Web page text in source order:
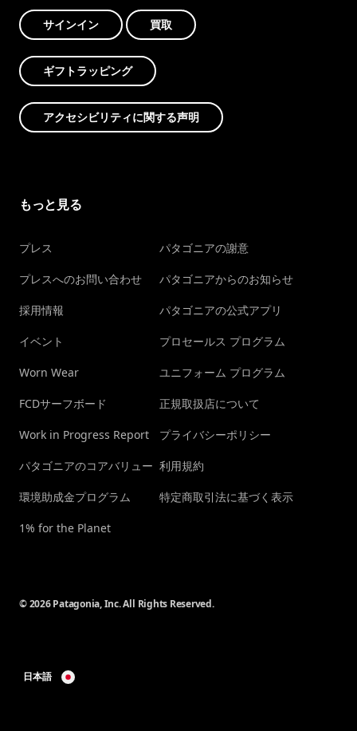
サインイン 買取
ギフトラッピング
アクセシビリティに関する声明
もっと見る
プレス
プレスへのお問い合わせ
採用情報
イベント
Worn Wear
FCDサーフボード
Work in Progress Report
パタゴニアのコアバリュー
環境助成金プログラム
1% for the Planet
パタゴニアの謝意
パタゴニアからのお知らせ
パタゴニアの公式アプリ
プロセールス プログラム
ユニフォーム プログラム
正規取扱店について
プライバシーポリシー
利用規約
特定商取引法に基づく表示
© 2026 Patagonia, Inc. All Rights Reserved.
日本語